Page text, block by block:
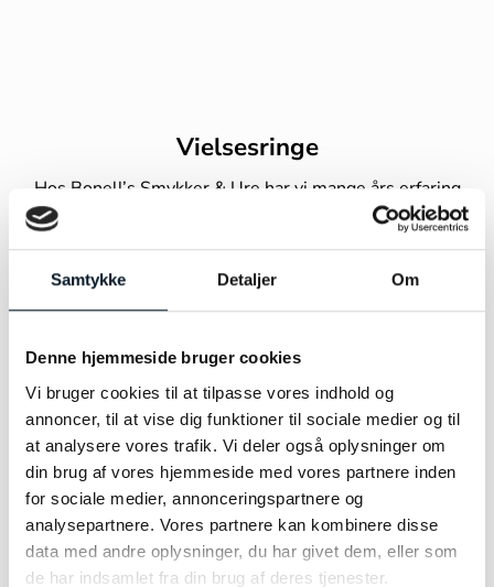
Samtykke Detaljer Om
Denne hjemmeside bruger cookies
Vi bruger cookies til at tilpasse vores indhold og
annoncer, til at vise dig funktioner til sociale medier og til
at analysere vores trafik. Vi deler også oplysninger om
din brug af vores hjemmeside med vores partnere inden
for sociale medier, annonceringspartnere og
analysepartnere. Vores partnere kan kombinere disse
data med andre oplysninger, du har givet dem, eller som
de har indsamlet fra din brug af deres tjenester.
Vielsesringe
Hos Bonell’s Smykker & Ure har vi mange års erfaring
med finde de helt rigtige vielsesringe til forlovede
brudepar. Vi har et bredt udvalg af både vielsesringe i
sølv, vielsesringe guld (rødguld, rosaguld, vielsesringe i
stilarter og prisklasser, mens vi her på vores webshop har
vi et lille udvalg af
vielsesringe
. Vores erfaring er, at
mange ønsker at se og mærke ringene på, før de tager det
vigtige valg om, hvilket vielsesringe sæt, der skal sidde
på deres fingre resten af livet. Derfor tilbyder vi
konsultationer, hvor vi kan vise jer vielsesringe til kvinder
og vielsesringe til mænd i forskellige stilarter og guide
jer gennem de mange valgmuligheder.